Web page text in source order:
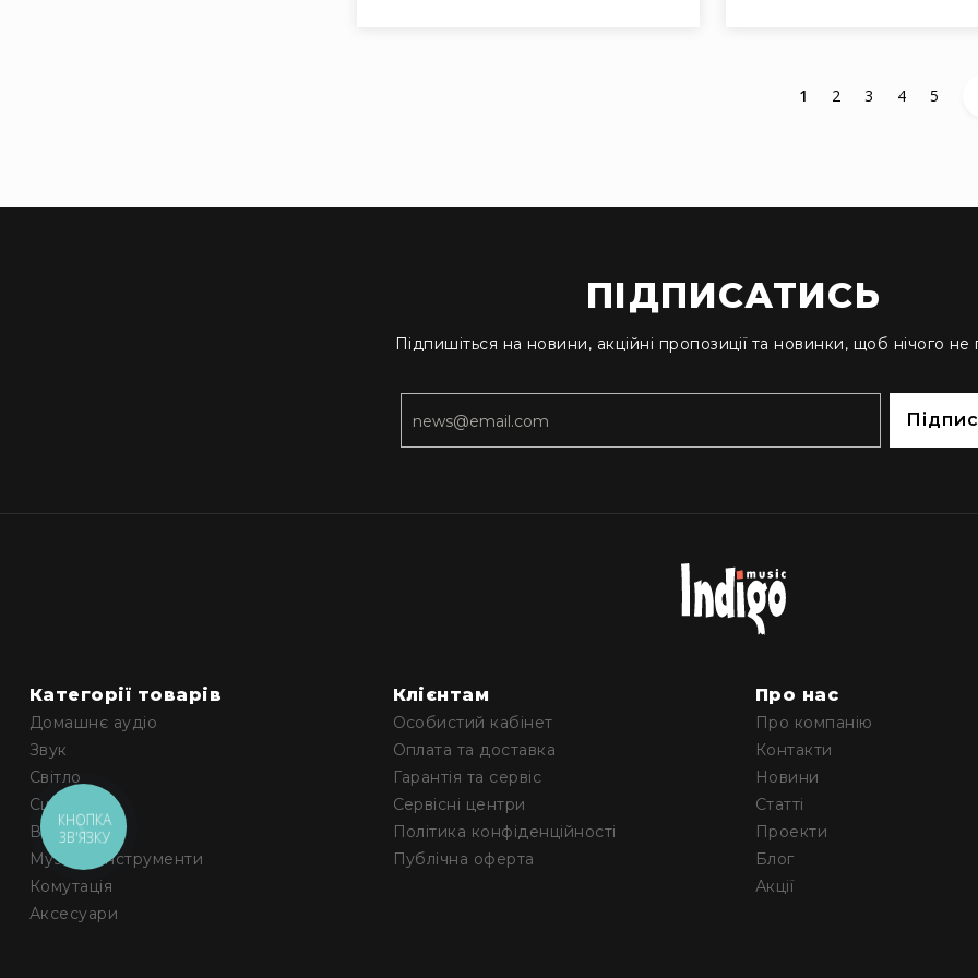
You're currently reading
1 Сторінка
2 Сторінка
3 Сторінка
4 5
ПІДПИСАТИСЬ
Підпишіться на новини, акційні пропозиції та новинки, щоб нічого не
Категорії товарів
Домашнє аудіо
Звук
Світло
Сцена
Відео
Музичні інструменти
Комутація
Аксесуари
Клієнтам
Особистий кабінет
Оплата та доставка
Гарантія та сервіс
Сервісні центри
Політика конфіденційності
Публічна оферта
Про нас
Про компанію
Контакти
Новини
Статті
Проекти
Блог
Акції
КНОПКА
ЗВ'ЯЗКУ